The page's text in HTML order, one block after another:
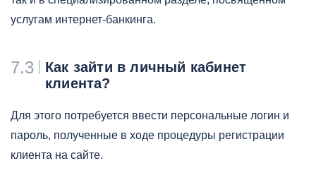
услугам интернет-банкинга.
7.3
Как зайти в личный кабинет
клиента?
Для этого потребуется ввести персональные логин и
пароль, полученные в ходе процедуры регистрации
клиента на сайте.